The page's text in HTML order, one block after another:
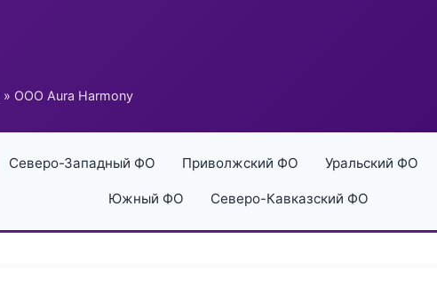
» ООО Aura Harmony
Северо-Западный ФО Приволжский ФО Уральский ФО
Южный ФО Северо-Кавказский ФО